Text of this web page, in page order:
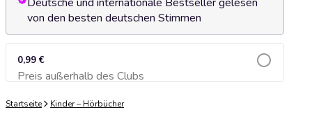
von den besten deutschen Stimmen
0,99 €
Preis außerhalb des ClubsZum Warenkorb hinzufügen
Startseite Kinder – Hörbücher